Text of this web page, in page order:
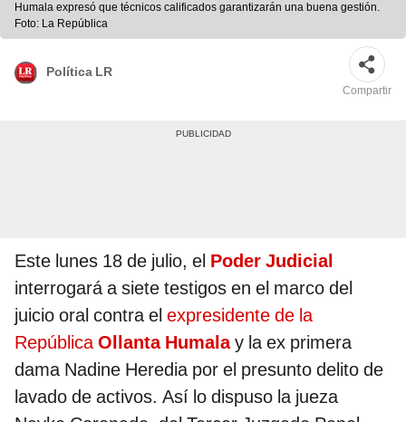
Humala expresó que técnicos calificados garantizarán una buena gestión.
Foto: La República
Política LR
Compartir
Este lunes 18 de julio, el Poder Judicial
interrogará a siete testigos en el marco del
juicio oral contra el expresidente de la
RepúblicaOllanta Humalay la ex primera
dama Nadine Heredia por el presunto delito de
lavado de activos. Así lo dispuso la jueza